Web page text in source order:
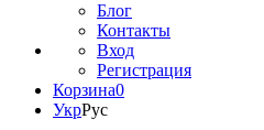
Блог
Контакты
Вход
Регистрация
Корзина0
УкрРус